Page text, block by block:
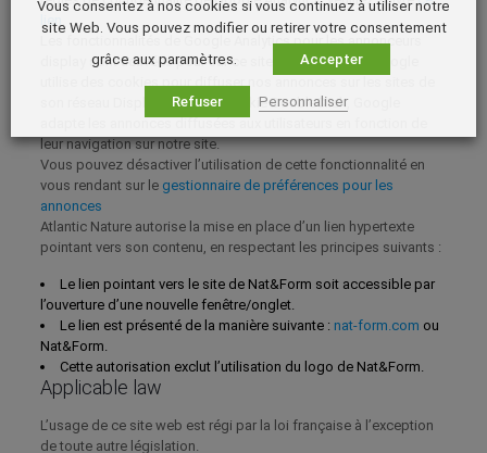
lien
Les fonctionnalités de Google Analytics pour les annonceurs
display sont activées pour sur ce site (Remarketing). Google
utilise des cookies pour diffuser nos annonces sur les sites de
son réseau Display. Grâce au cookie DoubleClick, Google
leur navigation sur notre site.
Vous pouvez désactiver l’utilisation de cette fonctionnalité en
vous rendant sur le gestionnaire de préférences pour les
annonces
Atlantic Nature autorise la mise en place d’un lien hypertexte
pointant vers son contenu, en respectant les principes suivants :
Le lien pointant vers le site de Nat&Form soit accessible par
l’ouverture d’une nouvelle fenêtre/onglet.
Le lien est présenté de la manière suivante : nat-form.com ou
Nat&Form.
Cette autorisation exclut l’utilisation du logo de Nat&Form.
Applicable law
L’usage de ce site web est régi par la loi française à l’exception
de toute autre législation.
Vous consentez à nos cookies si vous continuez à utiliser notre
site Web. Vous pouvez modifier ou retirer votre consentement
grâce aux paramètres.
Accepter
Refuser Personnaliser